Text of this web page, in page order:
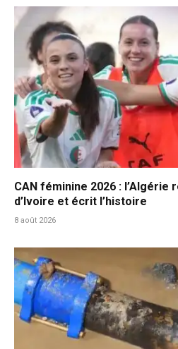
CAN féminine 2026 : l’Algérie
d’Ivoire et écrit l’histoire
8 août 2026